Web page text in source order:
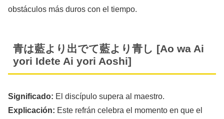
obstáculos más duros con el tiempo.
青は藍より出でて藍より青し [Ao wa Ai
yori Idete Ai yori Aoshi]
Significado: El discípulo supera al maestro.
Explicación: Este refrán celebra el momento en que el